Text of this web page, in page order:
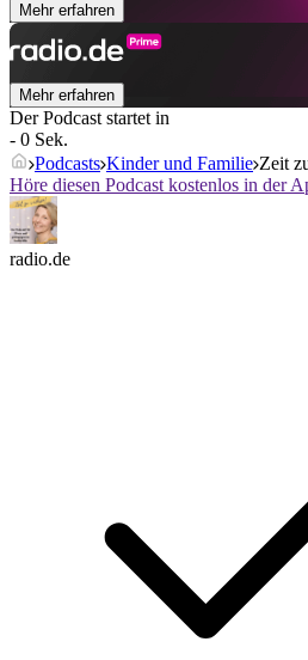
Mehr erfahren
Mehr erfahren
Der Podcast startet in
- 0 Sek.
Podcasts Kinder und Familie Zeit
Höre diesen Podcast kostenlos in der
radio.de